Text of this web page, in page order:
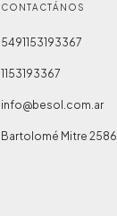
CONTACTÁNOS
5491153193367
1153193367
info@besol.com.ar
Bartolomé Mitre 2586